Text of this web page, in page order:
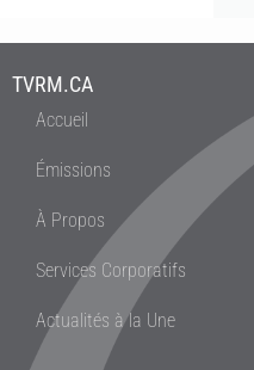
TVRM.CA
Accueil
Émissions
À Propos
Services Corporatifs
Actualités à la Une